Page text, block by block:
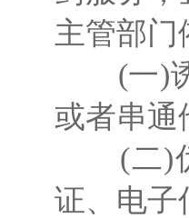
主管部门
(一)诱
或者串通
(二)伪
证、电子